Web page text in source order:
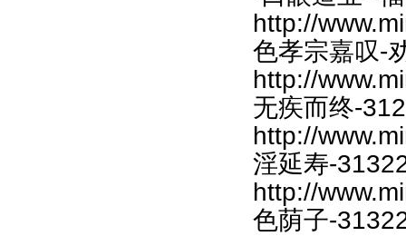
http://
色孝宗嘉叹-
http://
无疾而终-
http://
淫延寿-
http://
色荫子-